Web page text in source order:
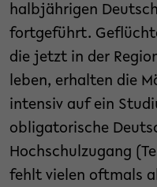
halbjährigen
fortgeführt.
die jetzt in der
leben, erhalten die
intensiv auf ein
obligatorische
Hochschulzugang
fehlt vielen oftmals